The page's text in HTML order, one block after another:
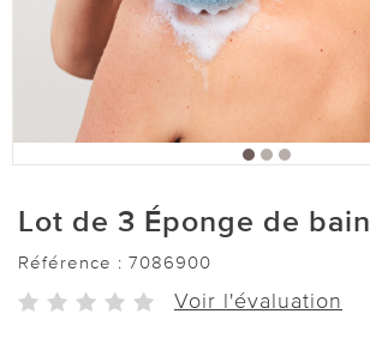
Lot de 3 Éponge de bain
Référence : 7086900
Voir l'évaluation